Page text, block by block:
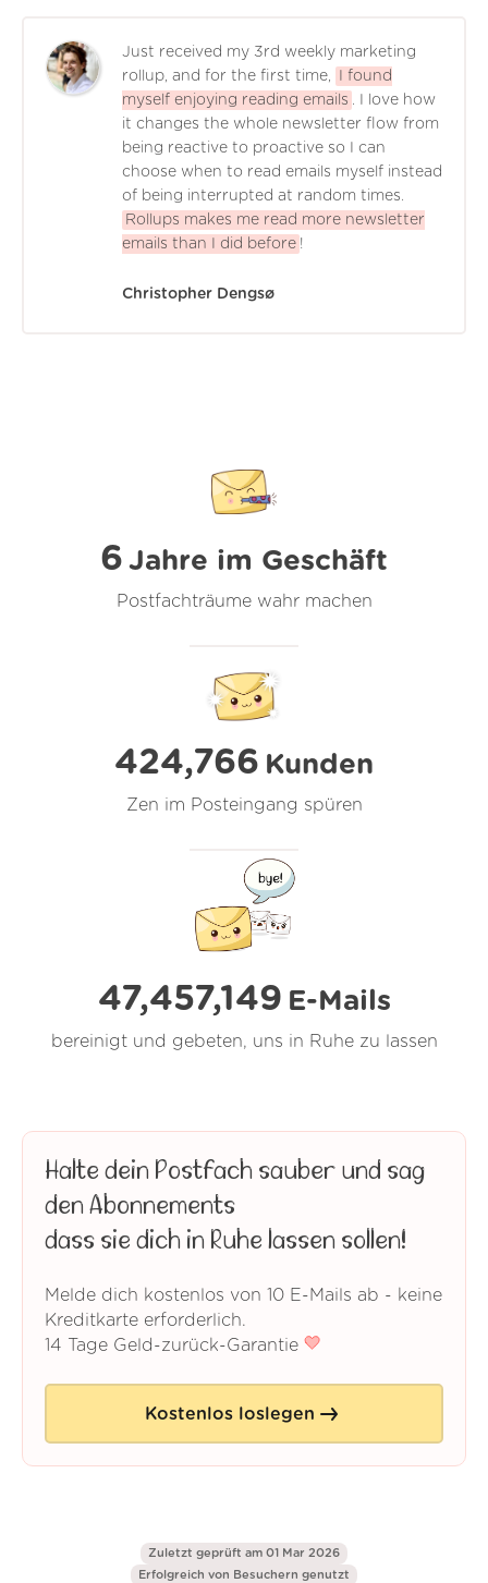
Just received my 3rd weekly marketing
rollup, and for the first time,
I found
myself enjoying reading emails . I love how
it changes the whole newsletter flow from
being reactive to proactive so I can
choose when to read emails myself instead
of being interrupted at random times.
Rollups makes me read more newsletter
emails than I did before !
Christopher Dengsø
6 Jahre im Geschäft
Postfachträume wahr machen
424,766 Kunden
Zen im Posteingang spüren
47,457,150 E-Mails
bereinigt und gebeten, uns in Ruhe zu lassen
Halte dein Postfach sauber und sag
den Abonnements
dass sie dich in Ruhe lassen sollen!
Melde dich kostenlos von 10 E-Mails ab - keine
Kreditkarte erforderlich.
14 Tage Geld-zurück-Garantie
Kostenlos loslegen
Zuletzt geprüft am 01 Mar 2026
Erfolgreich von Besuchern genutzt